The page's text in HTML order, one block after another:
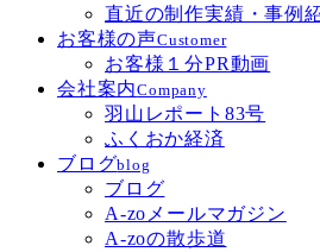
直近の制作実績・事例
お客様の声Customer
お客様１分PR動画
会社案内Company
羽山レポート83号
ふくおか経済
ブログblog
ブログ
A-zoメールマガジン
A-zoの散歩道